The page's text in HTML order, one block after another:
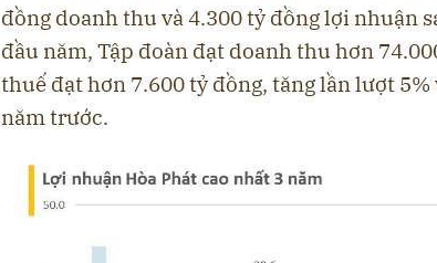
đồng doanh thu và 4.300 tỷ đồng lợi nhuận
đầu năm, Tập đoàn đạt doanh thu hơn
thuế đạt hơn 7.600 tỷ đồng, tăng lần lượt 5%
năm trước.